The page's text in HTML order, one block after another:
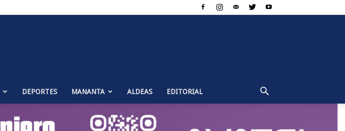
DEPORTES MANANTA ALDEAS EDITORIAL